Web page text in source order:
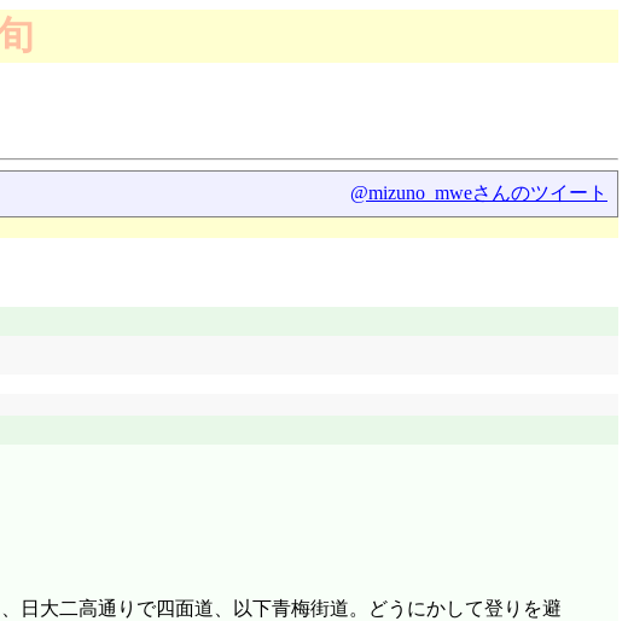
@mizuno_mweさんのツイート
日大二高通りで四面道、以下青梅街道。どうにかして登りを避